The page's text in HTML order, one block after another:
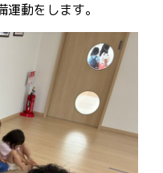
動をします。